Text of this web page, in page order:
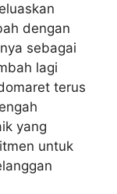
dengan
sebagai
lagi
terus
yang
untuk